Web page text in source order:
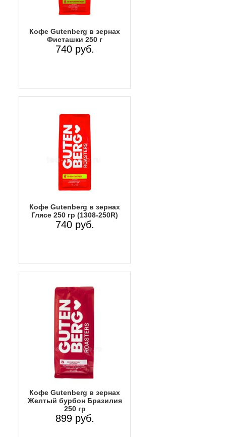
Кофе Gutenberg в зернах
Фисташки 250 г
740 руб.
Кофе Gutenberg в зернах
Глясе 250 гр (1308-250R)
740 руб.
Кофе Gutenberg в зернах
Желтый бурбон Бразилия
250 гр
899 руб.